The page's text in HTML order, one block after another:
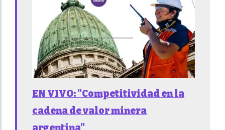
EN VIVO: "Competitividad en la
cadena de valor minera